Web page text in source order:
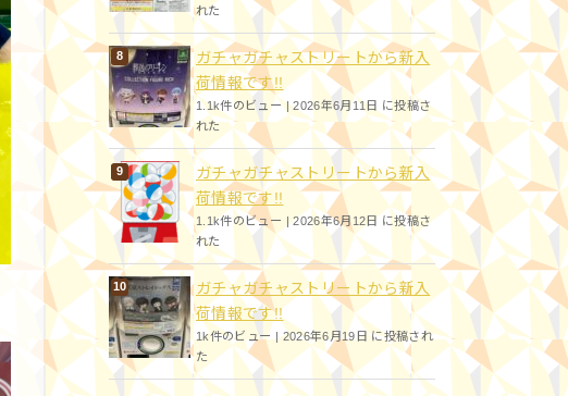
れた
ガチャガチャストリートから新入
荷情報です!!
1.1k件のビュー|2026年6月11日 に投稿さ
れた
ガチャガチャストリートから新入
荷情報です!!
1.1k件のビュー |2026年6月12日 に投稿さ
れた
ガチャガチャストリートから新入
荷情報です!!
1k件のビュー |2026年6月19日 に投稿され
た